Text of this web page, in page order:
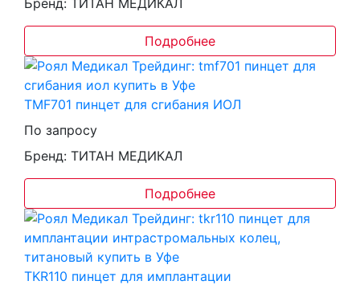
Бренд: ТИТАН МЕДИКАЛ
Подробнее
TMF701 пинцет для сгибания ИОЛ
По запросу
Бренд: ТИТАН МЕДИКАЛ
Подробнее
TKR110 пинцет для имплантации